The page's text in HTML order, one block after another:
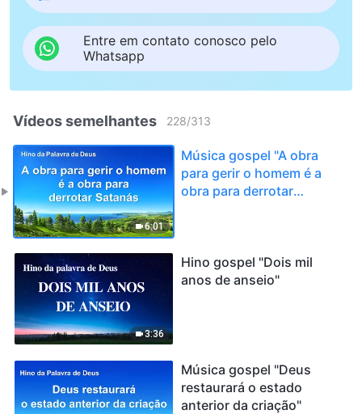
Entre em contato conosco pelo
Whatsapp
Vídeos semelhantes 228/313
6:01
Música gospel "A obra
para gerir o homem é a
obra para derrotar
3:36
Hino gospel "Dois mil
anos de anseio"
Música gospel "Deus
restaurará o estado
anterior da criação"